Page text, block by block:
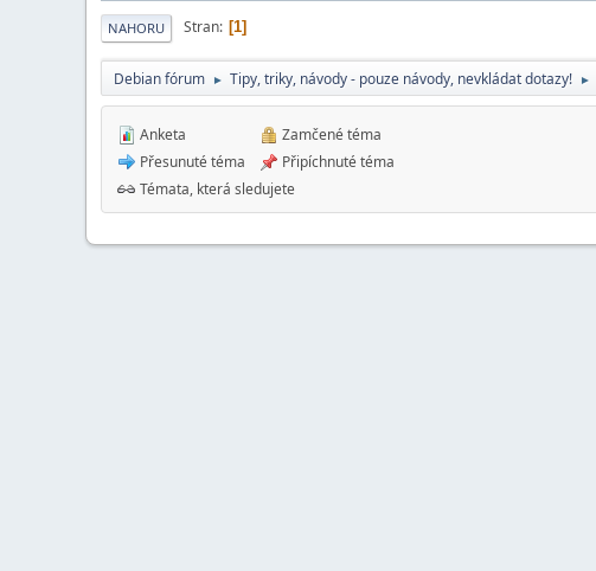
NAHORU Stran 1
Debian fórum ► Tipy, triky, návody - pouze návody, nevkládat dotazy! ►
Anketa
Přesunuté téma
Zamčené téma
Připíchnuté téma
Témata, která sledujete